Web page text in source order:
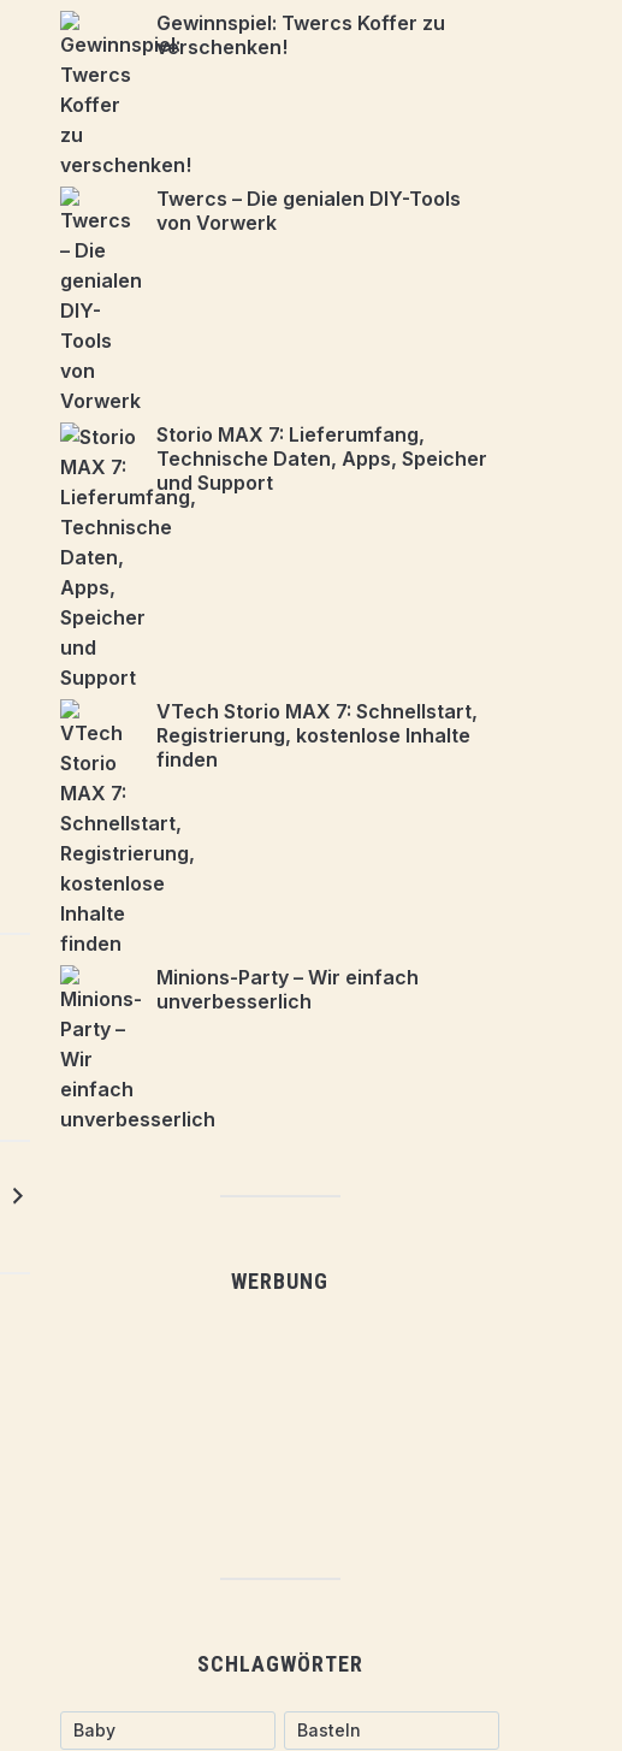
Gewinnspiel: Twercs Koffer zu
verschenken!
Twercs – Die genialen DIY-Tools
von Vorwerk
Storio MAX 7: Lieferumfang,
Technische Daten, Apps, Speicher
und Support
VTech Storio MAX 7: Schnellstart,
Registrierung, kostenlose Inhalte
finden
Minions-Party – Wir einfach
unverbesserlich
WERBUNG
SCHLAGWÖRTER
Baby Basteln